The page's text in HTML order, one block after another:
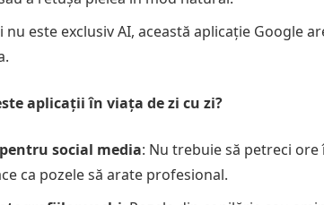
nu este exclusiv AI, această aplicație Google
aplicații în viața de zi cu zi?
social media: Nu trebuie să petreci
ca pozele să arate profesional.